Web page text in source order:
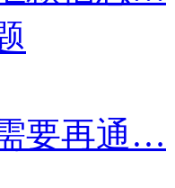
要再通…